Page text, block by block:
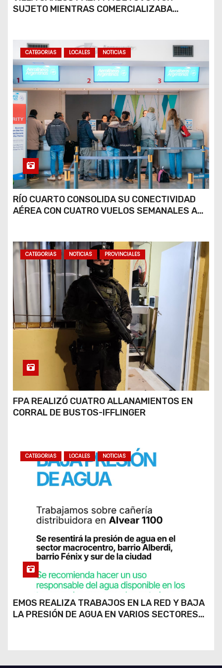
SUJETO MIENTRAS COMERCIALIZABA
CATEGORIAS LOCALES NOTICIAS
RÍO CUARTO CONSOLIDA SU CONECTIVIDAD
AÉREA CON CUATRO VUELOS SEMANALES A
CATEGORIAS NOTICIAS PROVINCIALES
FPA REALIZÓ CUATRO ALLANAMIENTOS EN
CORRAL DE BUSTOS-IFFLINGER
CATEGORIAS LOCALES NOTICIAS
EMOS REALIZA TRABAJOS EN LA RED Y BAJA
LA PRESIÓN DE AGUA EN VARIOS SECTORES